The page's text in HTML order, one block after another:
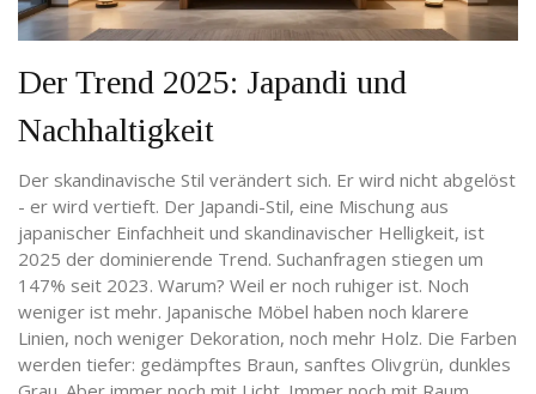
Der Trend 2025: Japandi und
Nachhaltigkeit
Der skandinavische Stil verändert sich. Er wird nicht abgelöst
- er wird vertieft. Der Japandi-Stil, eine Mischung aus
japanischer Einfachheit und skandinavischer Helligkeit, ist
2025 der dominierende Trend. Suchanfragen stiegen um
147% seit 2023. Warum? Weil er noch ruhiger ist. Noch
weniger ist mehr. Japanische Möbel haben noch klarere
Linien, noch weniger Dekoration, noch mehr Holz. Die Farben
werden tiefer: gedämpftes Braun, sanftes Olivgrün, dunkles